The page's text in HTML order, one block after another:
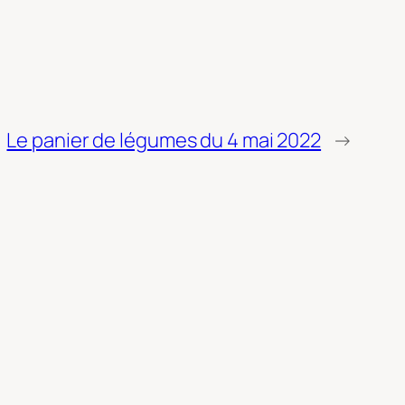
Le panier de légumes du 4 mai 2022 →